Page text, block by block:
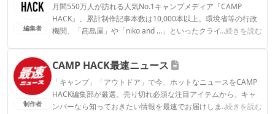
編集者
月間550万人が訪れる人気No.1キャンプメディア『CAMP
HACK』。累計制作記事本数は10,000本以上。環境省等の行政
機関、「髙島屋」や「niko and ...」といったクライアントとの
...続きを読む
CAMP HACK編集部のプロフィール
制作者
CAMP HACK最速ニュース
「キャンプ」「アウトドア」で今、ホットなニュースをCAMP
HACK編集部が厳選。売り切れ必須な注目アイテムから、キャ
ンパーなら知っておきたい情報を最速でお届けします。...続きを読む